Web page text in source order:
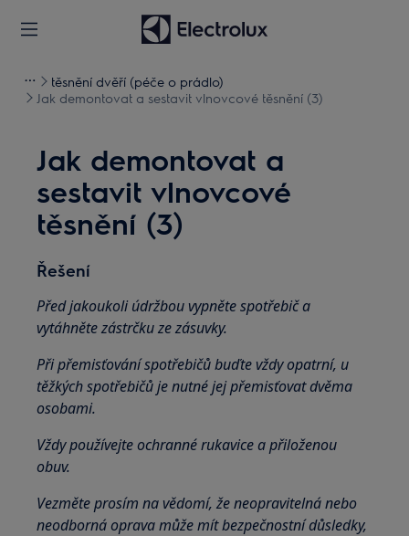
těsnění dvěří (péče o prádlo)
Jak demontovat a sestavit vlnovcové těsnění (3)
Jak demontovat a
sestavit vlnovcové
těsnění (3)
Řešení
Před jakoukoli údržbou vypněte spotřebič a
vytáhněte zástrčku zezásuvky.
Při přemisťování spotřebičů buďte vždy opatrní, u
těžkých spotřebičů je nutné jej přemisťovat dvěma
osobami.
Vždy používejte ochranné rukavice a přiloženou
obuv.
Vezměte prosím na vědomí, že neopravitelná nebo
neodborná oprava může mít bezpečnostní důsledky,